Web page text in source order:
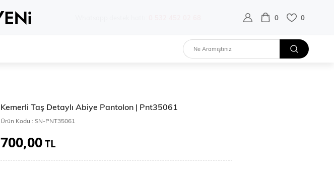
0 0
Kemerli Taş Detaylı Abiye Pantolon | Pnt35061
Ürün Kodu : SN-PNT35061
700,00TL